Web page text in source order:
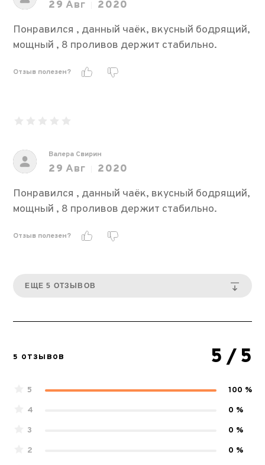
29 Авг
2020
Понравился , данный чаёк, вкусный бодрящий,
мощный , 8 проливов держит стабильно.
Отзыв полезен?
Валера Свирин
29 Авг
2020
Понравился , данный чаёк, вкусный бодрящий,
мощный , 8 проливов держит стабильно.
Отзыв полезен?
ЕЩЕ 5 ОТЗЫВОВ
5 ОТЗЫВОВ 5 / 5
5
100 %
4
0 %
3
0 %
2
0 %